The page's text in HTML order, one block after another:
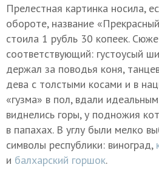
Прелестная картинка носила,
обороте, название
стоила 1 рубль 30 копеек.
соответствующий: густоусый
держал за поводья коня,
дева с толстыми косами и в
«гузма» в пол, вдали
виднелись горы, у подножия
в папахах. В углу были мелко
символы республики: виноград,
и балхарский горшок.